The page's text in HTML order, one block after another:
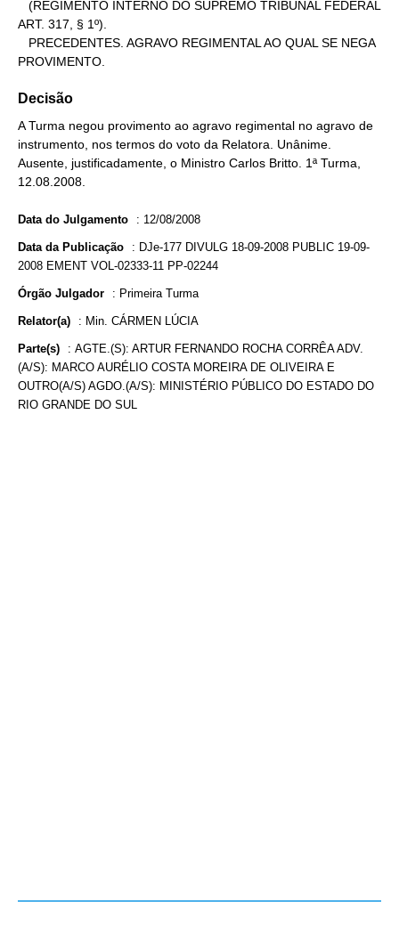
ART. 317, § 1º).
PROVIMENTO.
Decisão
A Turma negou provimento ao agravo regimental no agravo de
instrumento, nos termos do voto da Relatora. Unânime.
Ausente, justificadamente, o Ministro Carlos Britto. 1ª Turma,
12.08.2008.
Data do Julgamento : 12/08/2008
Data da Publicação : DJe-177 DIVULG 18-09-2008 PUBLIC 19-09-
2008 EMENT VOL-02333-11 PP-02244
Órgão Julgador : Primeira Turma
Relator(a) : Min. CÁRMEN LÚCIA
Parte(s) : AGTE.(S): ARTUR FERNANDO ROCHA CORRÊA ADV.
(A/S): MARCO AURÉLIO COSTA MOREIRA DE OLIVEIRA E
OUTRO(A/S) AGDO.(A/S): MINISTÉRIO PÚBLICO DO ESTADO DO
RIO GRANDE DO SUL